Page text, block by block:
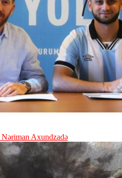
Nəriman Axundzadə